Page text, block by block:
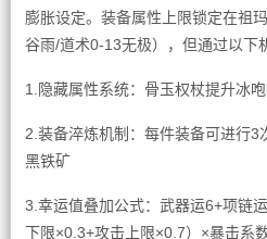
膨胀设定。装备属性上限锁定在祖
谷雨/道术0-13无极），但通过以下
1.隐藏属性系统：骨玉权杖提升冰
2.装备淬炼机制：每件装备可进行3
黑铁矿
3.幸运值叠加公式：武器运6+项链
下限×0.3+攻击上限×0.7）×暴击系